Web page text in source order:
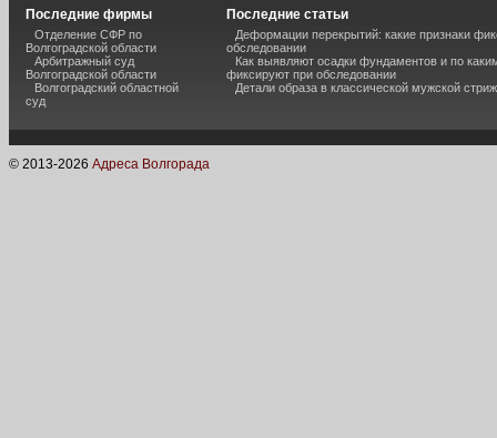
Последние фирмы
Отделение СФР по
Волгоградской области
Арбитражный суд
Волгоградской области
Волгоградский областной
суд
Последние статьи
Деформации перекрытий: какие признаки
обследовании
Как выявляют осадки фундаментов и по
фиксируют при обследовании
Детали образа в классической мужской
© 2013-2026 Адреса Волгорада